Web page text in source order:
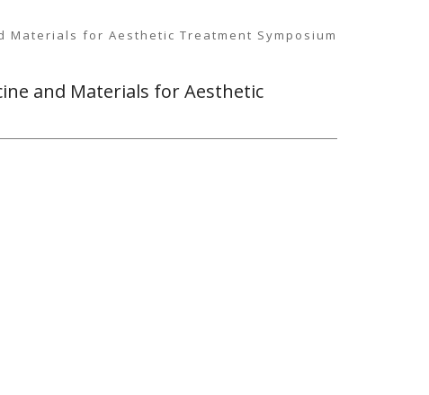
Materials for Aesthetic Treatment Symposium
and Materials for Aesthetic